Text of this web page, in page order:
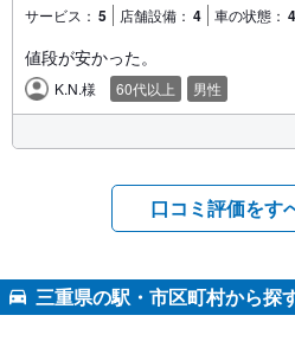
サービス： 5 店舗設備： 4 車の状態： 4
値段が安かった。
K.N.様 60代以上 男性
口コミ評価をす
三重県の駅・市区町村から探